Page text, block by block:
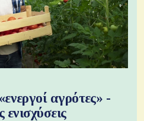
αγρότες» -
ενισχύσεις